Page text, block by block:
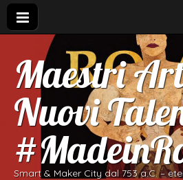
Maestri
Nuovi
Smart & Maker City dal 753 a.C. –